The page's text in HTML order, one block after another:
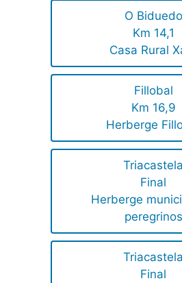
O Biduedo
Km 14,1
Casa Rural
Fillobal
Km 16,9
Herberge
Triacastela
Final
Herberge
peregrinos
Triacastela
Final